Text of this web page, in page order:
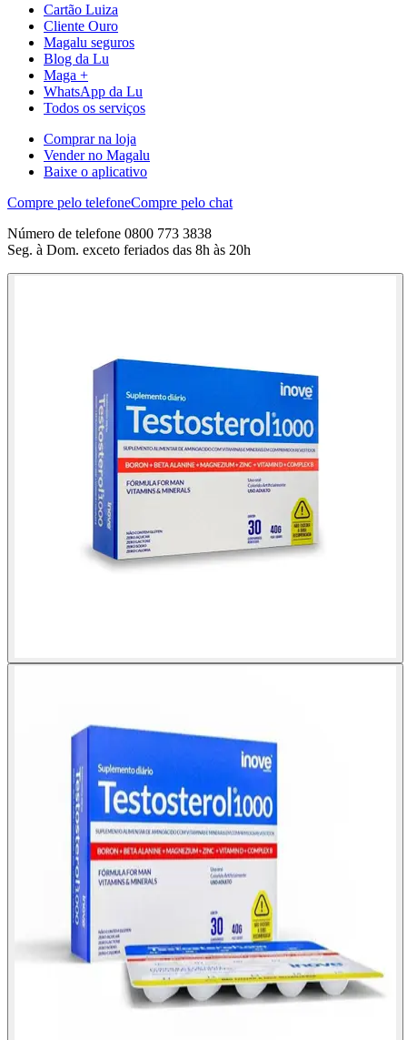
Cartão Luiza
Cliente Ouro
Magalu seguros
Blog da Lu
Maga +
WhatsApp da Lu
Todos os serviços
Comprar na loja
Vender no Magalu
Baixe o aplicativo
Compre pelo telefoneCompre pelo chat
Número de telefone 0800 773 3838
Seg. à Dom. exceto feriados das 8h às 20h